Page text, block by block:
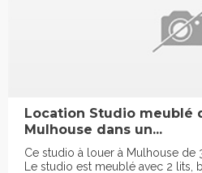
Location Studio meublé
Mulhouse dans un...
Ce studio à louer à Mulhouse de
Le studio est meublé avec 2 lits,